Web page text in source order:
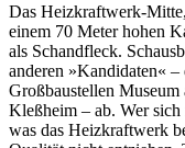
Das Heizkraftwerk-
einem 70 Meter hohen
als Schandfleck.
anderen »Kandidaten« –
Großbaustellen
Kleßheim – ab. Wer sich
was das Heizkraftwerk